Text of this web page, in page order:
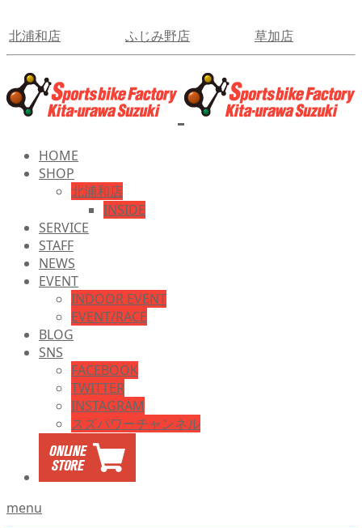
北浦和店 ふじみ野店 草加店
HOME
SHOP
北浦和店
INSIDE
SERVICE
STAFF
NEWS
EVENT
INDOOR EVENT
EVENT/RACE
BLOG
SNS
FACEBOOK
TWITTER
INSTAGRAM
スズパワーチャンネル
menu